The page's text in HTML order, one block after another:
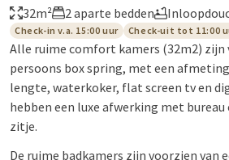
32m²
2 aparte bedden
Check-in v.a. 15:00 uur Check-uit tot 11:00
Alle ruime comfort kamers (32m2) zijn
persoons box spring, met een
lengte, waterkoker, flat screen tv en
hebben een luxe afwerking met
zitje.
De ruime badkamers zijn voorzien van